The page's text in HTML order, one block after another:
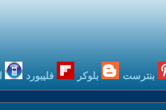
بنترست بلوكر فليبورد